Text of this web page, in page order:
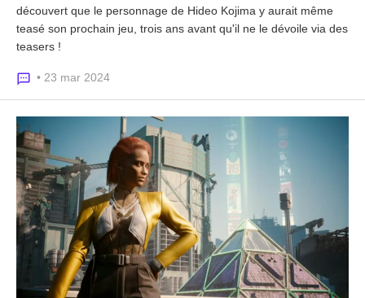
découvert que le personnage de Hideo Kojima y aurait même
teasé son prochain jeu, trois ans avant qu'il ne le dévoile via des
teasers !
• 23 mar 2024